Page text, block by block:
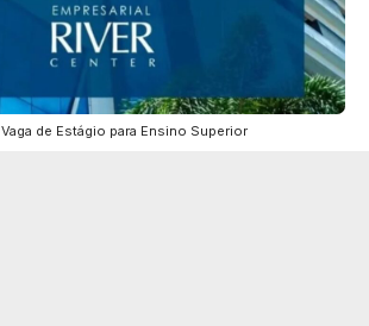
Vaga de Estágio para Ensino Superior